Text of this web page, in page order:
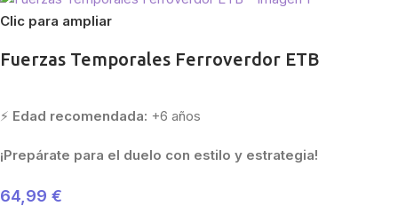
Clic para ampliar
Fuerzas Temporales Ferroverdor ETB
⚡ Edad recomendada: +6 años
¡Prepárate para el duelo con estilo y estrategia!
64,99 €